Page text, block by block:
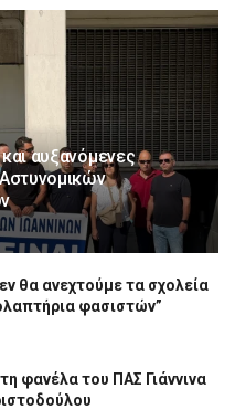
αυξανόμενες
θα ανεχτούμε τα σχολεία
φασιστών”
φανέλα του ΠΑΣ Γιάννινα